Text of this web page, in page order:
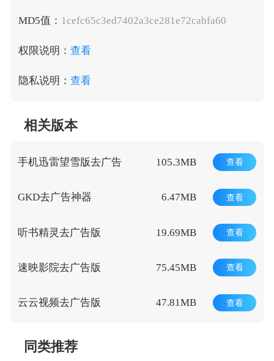
MD5值： 1cefc65c3ed7402a3ce281e72cabfa60
权限说明： 查看
隐私说明： 查看
相关版本
手机迅雷望雪版去广告 105.3MB 查看
GKD去广告神器 6.47MB 查看
听书精灵去广告版 19.69MB 查看
速映影院去广告版 75.45MB 查看
云云视频去广告版 47.81MB 查看
同类推荐